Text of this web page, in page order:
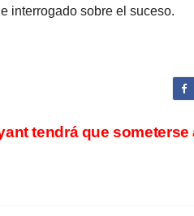
interrogado sobre el suceso.
tendrá que someterse